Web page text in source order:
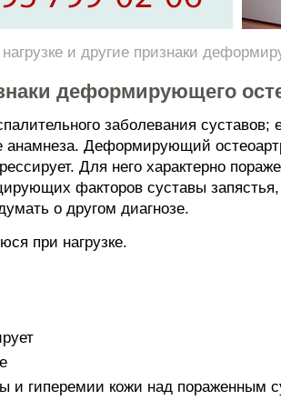
и другие признаки
деформирующего
заболевания суставов;
Деформирующий
Для него характерно
факторов суставы
о другом диагнозе.
при нагрузке.
и гиперемии кожи над пораженным